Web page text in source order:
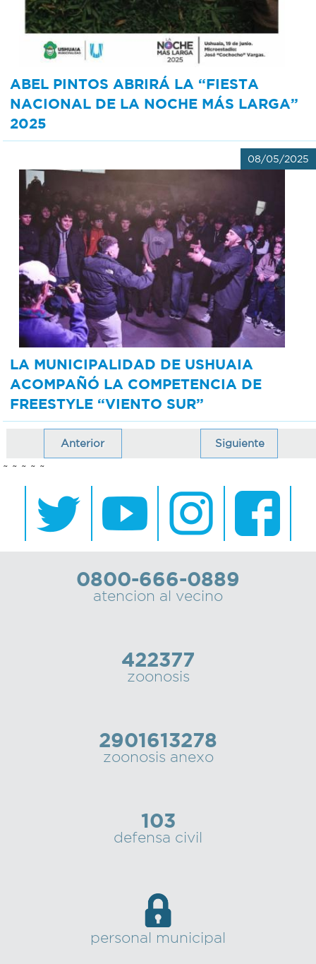
ABEL PINTOS ABRIRÁ LA “FIESTA
NACIONAL DE LA NOCHE MÁS LARGA”
2025
08/05/2025
LA MUNICIPALIDAD DE USHUAIA
ACOMPAÑÓ LA COMPETENCIA DE
FREESTYLE “VIENTO SUR”
Anterior Siguiente
~ ~ ~ ~ ~
0800-666-0889
atencion al vecino
422377
zoonosis
2901613278
zoonosis anexo
103
defensa civil
personal municipal